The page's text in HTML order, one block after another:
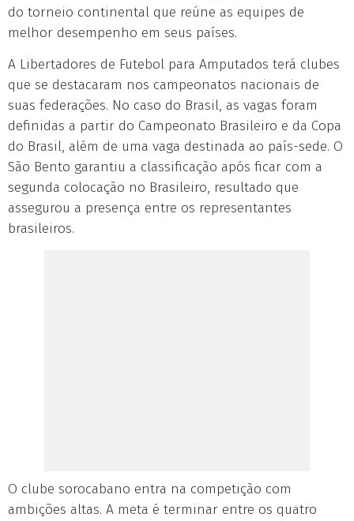
do torneio continental que reúne as equipes de
melhor desempenho em seus países.
A Libertadores de Futebol para Amputados terá clubes
que se destacaram nos campeonatos nacionais de
suas federações. No caso do Brasil, as vagas foram
definidas a partir do Campeonato Brasileiro e da Copa
do Brasil, além de uma vaga destinada ao país-sede. O
São Bento garantiu a classificação após ficar com a
segunda colocação no Brasileiro, resultado que
assegurou a presença entre os representantes
brasileiros.
O clube sorocabano entra na competição com
ambições altas. A meta é terminar entre os quatro